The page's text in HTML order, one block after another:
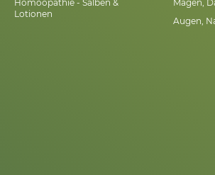
Homöopathie - Salben &
Lotionen
Magen,
Augen,